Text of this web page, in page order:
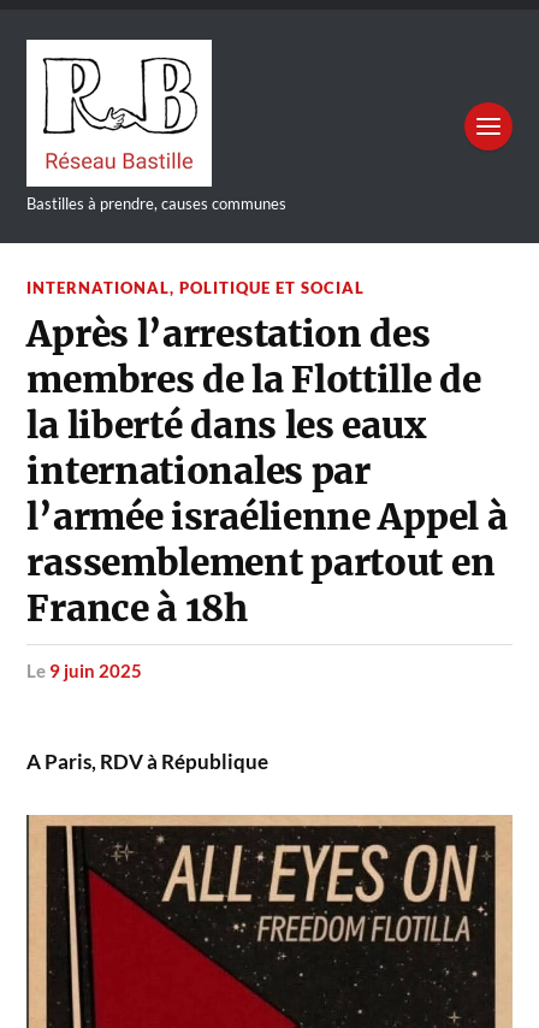
Bastilles à prendre, causes communes
INTERNATIONAL,POLITIQUE ET SOCIAL
Après l’arrestation des
membres de la Flottille de
la liberté dans les eaux
internationales par
l’armée israélienne Appel à
rassemblement partout en
France à 18h
le 9 juin 2025
A Paris, RDV à République